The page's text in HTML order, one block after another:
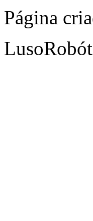
Página